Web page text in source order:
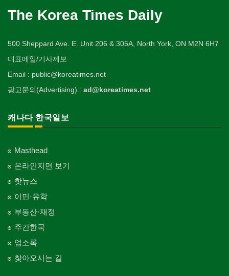
The Korea Times Daily
500 Sheppard Ave. E. Unit 206 & 305A, North York, ON M2N 6H7
대표메일/기사제보
Email : public@koreatimes.net
광고문의(Advertising) : ad@koreatimes.net
캐나다 한국일보
Masthead
온라인지면 보기
핫뉴스
이민·유학
부동산·재정
주간한국
업소록
찾아오시는 길